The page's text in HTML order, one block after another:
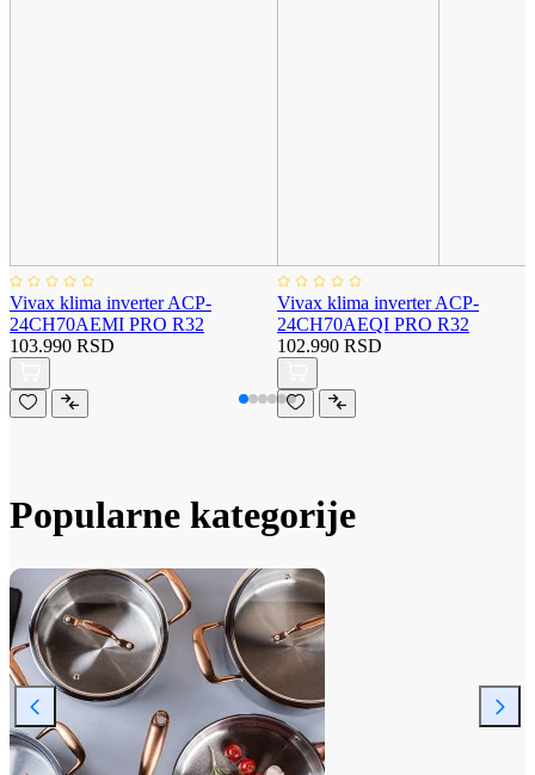
Vivax klima inverter ACP-
24CH70AEMI PRO R32
103.990 RSD
Vivax klima inverter ACP-
24CH70AEQI PRO R32
102.990 RSD
Popularne kategorije